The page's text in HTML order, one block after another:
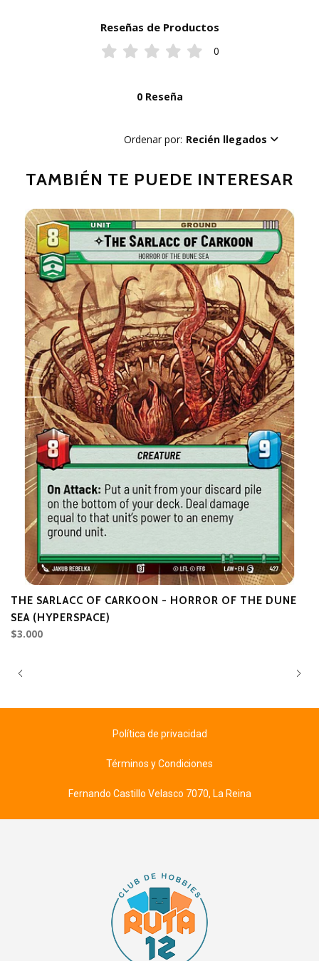
Reseñas de Productos
0
0 Reseña
Ordenar por: Recién llegados
TAMBIÉN TE PUEDE INTERESAR
THE SARLACC OF CARKOON - HORROR OF THE DUNE
SEA (HYPERSPACE)
$3.000
Política de privacidad
Términos y Condiciones
Fernando Castillo Velasco 7070, La Reina